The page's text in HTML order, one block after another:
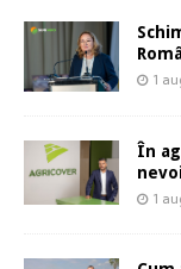
1
În
1